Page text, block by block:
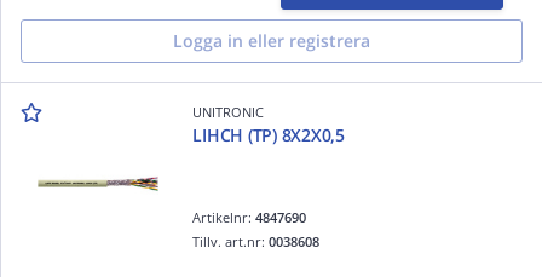
Logga in eller registrera
UNITRONIC
LIHCH (TP) 8X2X0,5
Artikelnr:4847690
Tillv. art.nr:0038608